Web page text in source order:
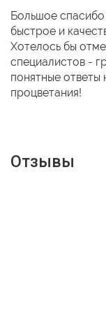
Большое
быстрое и
Хотелось бы
специалистов -
понятные ответы
процветания!
Отзывы